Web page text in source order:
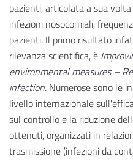
pazienti, articolata a sua
infezioni nosocomiali,
pazienti. Il primo risultato
rilevanza scientifica, è
environmental measures –
infection. Numerose sono le
livello internazionale
sul controllo e la riduzione
ottenuti, organizzati in
trasmissione (infezioni da